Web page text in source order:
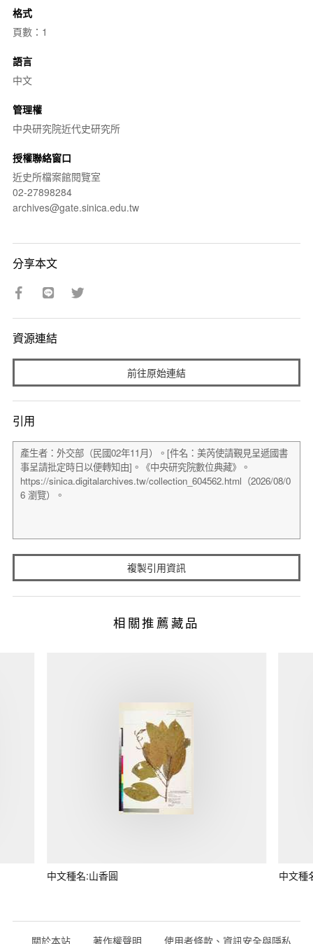
格式
頁數：1
語言
中文
管理權
中央研究院近代史研究所
授權聯絡窗口
近史所檔案館閱覽室
02-27898284
archives@gate.sinica.edu.tw
分享本文
資源連結
前往原始連結
引用
複製引用資訊
相關推薦藏品
中文種名:山香圓 中文種
關於本站 著作權聲明 使用者條款、資訊安全與隱私